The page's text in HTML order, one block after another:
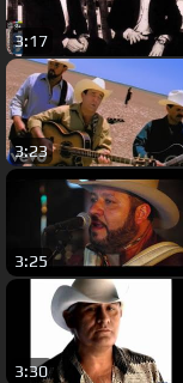
3:17
3:23
3:25
3:30